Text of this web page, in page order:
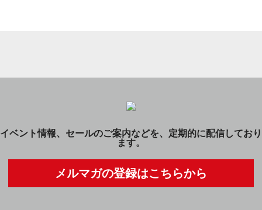
イベント情報、セールのご案内などを、定期的に配信しており
ます。
メルマガの登録はこちらから